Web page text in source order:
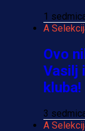
1
A
Ovo
Vasilj
kluba!
3
A